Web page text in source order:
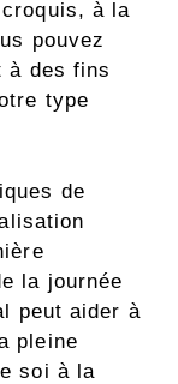
à la
pouvez
à des fins
type
de
la journée
peut aider à
pleine
soi à la